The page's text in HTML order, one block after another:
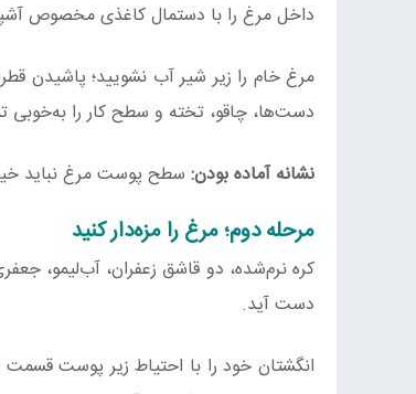
داخل مرغ را با دستمال کاغذی مخصوص
مرغ خام را زیر شیر آب نشویید؛ پاشیدن
دست‌ها، چاقو، تخته و سطح کار را به‌خوبی
نشانه آماده بودن: سطح پوست مرغ نباید
مرحله دوم؛ مرغ را مزه‌دار کنید
کره نرم‌شده، دو قاشق زعفران، آب‌لیمو،
دست آید.
انگشتان خود را با احتیاط زیر پوست